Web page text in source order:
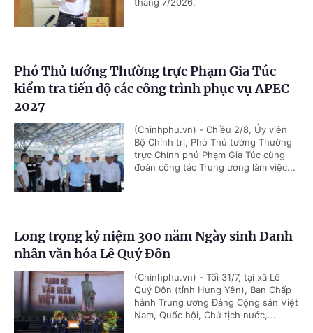
tháng 7/2026.
Phó Thủ tướng Thường trực Phạm Gia Túc
kiểm tra tiến độ các công trình phục vụ APEC
2027
(Chinhphu.vn) - Chiều 2/8, Ủy viên
Bộ Chính trị, Phó Thủ tướng Thường
trực Chính phủ Phạm Gia Túc cùng
đoàn công tác Trung ương làm việc...
Long trọng kỷ niệm 300 năm Ngày sinh Danh
nhân văn hóa Lê Quý Đôn
(Chinhphu.vn) - Tối 31/7, tại xã Lê
Quý Đôn (tỉnh Hưng Yên), Ban Chấp
hành Trung ương Đảng Cộng sản Việt
Nam, Quốc hội, Chủ tịch nước,...